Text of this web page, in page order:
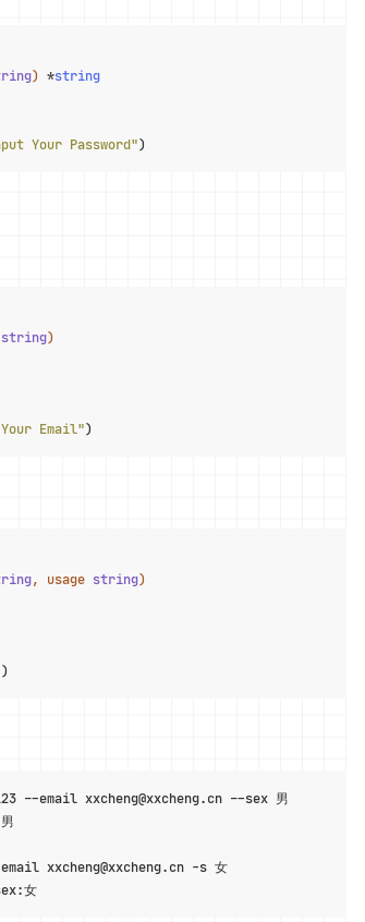
) *string
Your Password")
string)
Email")
, usage string)
)
--email xxcheng@xxcheng.cn --sex 男
xxcheng@xxcheng.cn -s 女
女